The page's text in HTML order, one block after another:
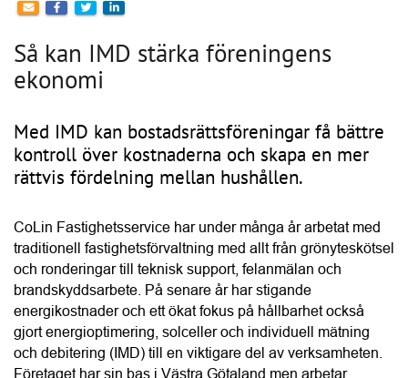
som ett system där el- och varmvattenförbrukningen mäts
bostadsrättsförening. När kostnaden blir direkt kopplad till
den egna användningen ökar också incitamentet att
minska förbrukningen. Enligt Conny kan
efter att IMD har införts.
“Vattenanvändningen kan minska med omkring 20 procent
Conny Lindskog, CoLin Fastighetsservice
När IMD införs kan föreningen dessutom samla
elabonnemangen i ett gemensamt avtal i stället för att varje
hushåll har ett eget. Det kan sänka
abonnemangskostnaden för hushållen och samtidigt ge en
mer rättvis fördelning av den faktiska förbrukningen. För
bostadsrättsföreningen innebär systemet också bättre